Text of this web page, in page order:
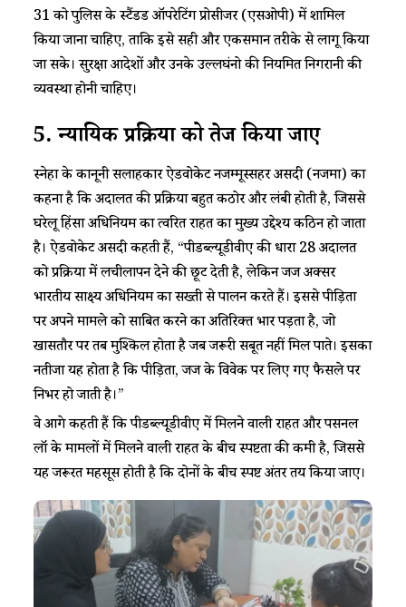
31 को पुलिस के स्टैंडर्ड ऑपरेटिंग प्रोसीजर (एसओपी) में शामिल
किया जाना चाहिए, ताकि इसे सही और एकसमान तरीके से लागू किया
जा सके। सुरक्षा आदेशों और उनके उल्लघंनो की नियमित निगरानी की
व्यवस्था होनी चाहिए।
5. न्यायिक प्रक्रिया को तेज किया जाए
स्नेहा के कानूनी सलाहकार ऐडवोकेट नजम्मूस्सहर असदी (नजमा) का
कहना है कि अदालत की प्रक्रिया बहुत कठोर और लंबी होती है, जिससे
घरेलू हिंसा अधिनियम का त्वरित राहत का मुख्य उद्देश्य कठिन हो जाता
है। ऐडवोकेट असदी कहती हैं, “पीडब्ल्यूडीवीए की धारा 28 अदालत
को प्रक्रिया में लचीलापन देने की छूट देती है, लेकिन जज अक्सर
भारतीय साक्ष्य अधिनियम का सख्ती से पालन करते हैं। इससे पीड़िता
पर अपने मामले को साबित करने का अतिरिक्त भार पड़ता है, जो
खासतौर पर तब मुश्किल होता है जब जरूरी सबूत नहीं मिल पाते। इसका
नतीजा यह होता है कि पीड़िता, जज के विवेक पर लिए गए फैसले पर
निर्भर हो जाती है।”
वे आगे कहती हैं कि पीडब्ल्यूडीवीए में मिलने वाली राहत और पर्सनल
लॉ के मामलों में मिलने वाली राहत के बीच स्पष्टता की कमी है, जिससे
यह जरूरत महसूस होती है कि दोनों के बीच स्पष्ट अंतर तय किया जाए।